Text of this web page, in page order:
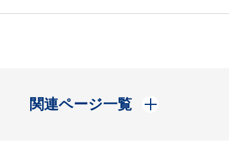
関連ページ一覧
開く